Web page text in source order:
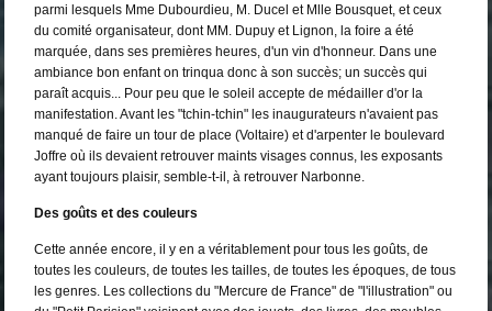
parmi lesquels Mme Dubourdieu, M. Ducel et Mlle Bousquet, et ceux
du comité organisateur, dont MM. Dupuy et Lignon, la foire a été
marquée, dans ses premières heures, d'un vin d'honneur. Dans une
ambiance bon enfant on trinqua donc à son succès; un succès qui
paraît acquis... Pour peu que le soleil accepte de médailler d'or la
manifestation. Avant les "tchin-tchin" les inaugurateurs n'avaient pas
manqué de faire un tour de place (Voltaire) et d'arpenter le boulevard
Joffre où ils devaient retrouver maints visages connus, les exposants
ayant toujours plaisir, semble-t-il, à retrouver Narbonne.
Des goûts et des couleurs
Cette année encore, il y en a véritablement pour tous les goûts, de
toutes les couleurs, de toutes les tailles, de toutes les époques, de tous
les genres. Les collections du "Mercure de France" de "l'illustration" ou